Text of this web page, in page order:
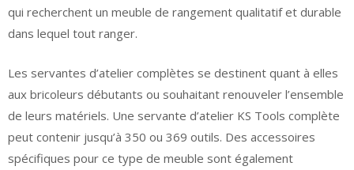
qui recherchent un meuble de rangement qualitatif et durable
dans lequel tout ranger.
Les servantes d’atelier complètes se destinent quant à elles
aux bricoleurs débutants ou souhaitant renouveler l’ensemble
de leurs matériels. Une servante d’atelier KS Tools complète
peut contenir jusqu’à 350 ou 369 outils. Des accessoires
spécifiques pour ce type de meuble sont également